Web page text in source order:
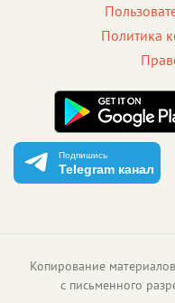
Политика
Подпишись
Telegram канал
Копирование
с письменного